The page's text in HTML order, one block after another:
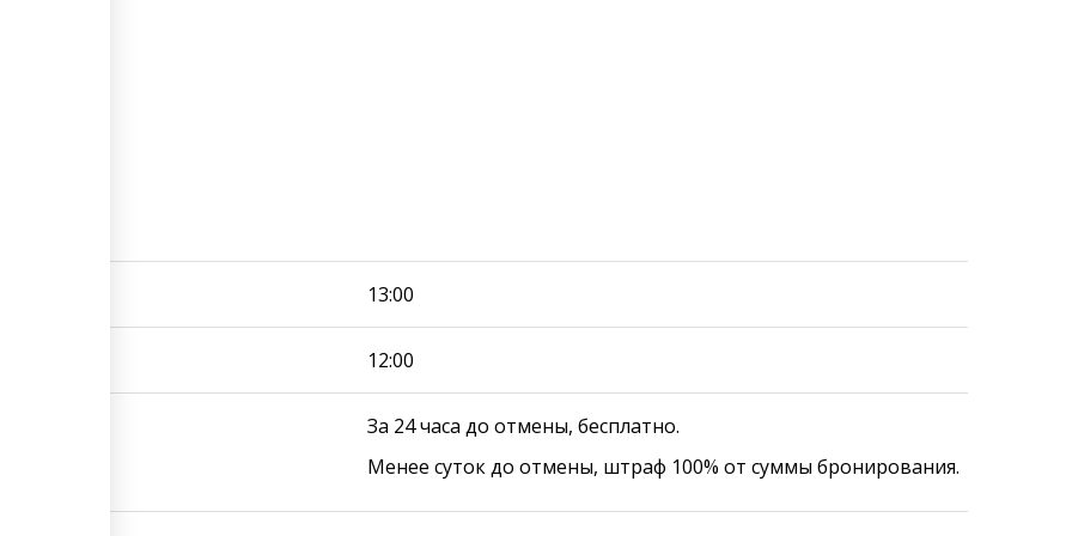
13:00
12:00
За 24 часа до отмены, бесплатно.
Менее суток до отмены, штраф 100% от суммы бронирования.